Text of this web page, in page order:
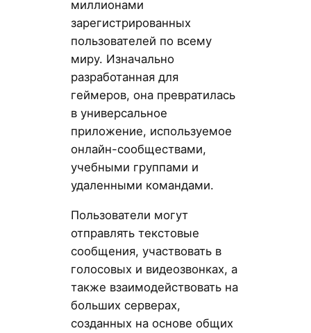
миллионами
зарегистрированных
пользователей по всему
миру. Изначально
разработанная для
геймеров, она превратилась
в универсальное
приложение, используемое
онлайн-сообществами,
учебными группами и
удаленными командами.
Пользователи могут
отправлять текстовые
сообщения, участвовать в
голосовых и видеозвонках, а
также взаимодействовать на
больших серверах,
созданных на основе общих